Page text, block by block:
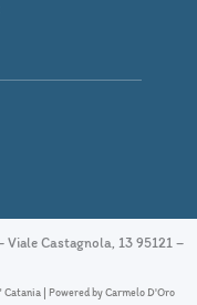
Viale Castagnola, 13 95121 –
| Powered by Carmelo D'Oro